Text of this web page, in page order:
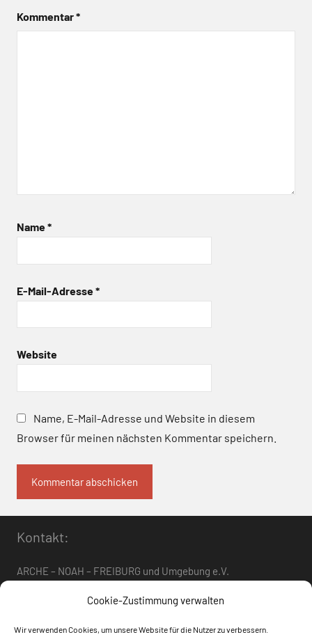
Cookie-Zustimmung verwalten
Wir verwenden Cookies, um unsere Website für die Nutzer zu verbessern.
Kommentar*
Name*
E-Mail-Adresse*
Website
Name, E-Mail-Adresse und Website in diesem
Browser für meinen nächsten Kommentar speichern.
Kontakt:
ARCHE – NOAH – FREIBURG und Umgebung e.V.
arche-noah-freiburg[at]freenet.de